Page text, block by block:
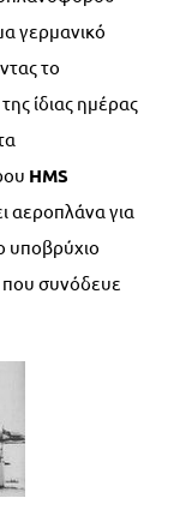
γερμανικό
το
ίδιας ημέρας
HMS
αεροπλάνα για
υποβρύχιο
που συνόδευε